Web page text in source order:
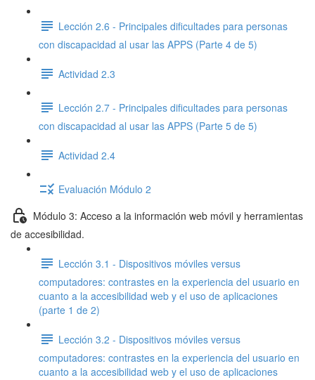
Lección 2.6 - Principales dificultades para personas
con discapacidad al usar las APPS (Parte 4 de 5)
Actividad 2.3
Lección 2.7 - Principales dificultades para personas
con discapacidad al usar las APPS (Parte 5 de 5)
Actividad 2.4
Evaluación Módulo 2
Módulo 3: Acceso a la información web móvil y herramientas
de accesibilidad.
Lección 3.1 - Dispositivos móviles versus
computadores: contrastes en la experiencia del usuario en
cuanto a la accesibilidad web y el uso de aplicaciones
(parte 1 de 2)
Lección 3.2 - Dispositivos móviles versus
computadores: contrastes en la experiencia del usuario en
cuanto a la accesibilidad web y el uso de aplicaciones